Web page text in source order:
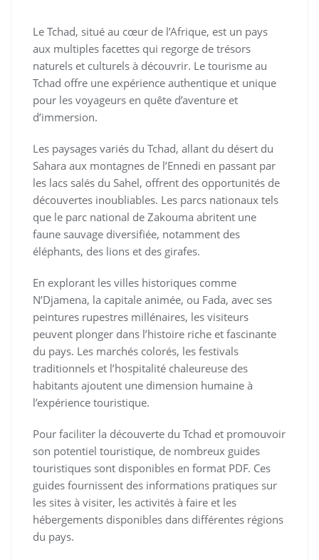
Le Tchad, situé au cœur de l’Afrique, est un pays
aux multiples facettes qui regorge de trésors
naturels et culturels à découvrir. Le tourisme au
Tchad offre une expérience authentique et unique
pour les voyageurs en quête d’aventure et
d’immersion.
Les paysages variés du Tchad, allant du désert du
Sahara aux montagnes de l’Ennedi en passant par
les lacs salés du Sahel, offrent des opportunités de
découvertes inoubliables. Les parcs nationaux tels
que le parc national de Zakouma abritent une
faune sauvage diversifiée, notamment des
éléphants, des lions et des girafes.
En explorant les villes historiques comme
N’Djamena, la capitale animée, ou Fada, avec ses
peintures rupestres millénaires, les visiteurs
peuvent plonger dans l’histoire riche et fascinante
du pays. Les marchés colorés, les festivals
traditionnels et l’hospitalité chaleureuse des
habitants ajoutent une dimension humaine à
l’expérience touristique.
Pour faciliter la découverte du Tchad et promouvoir
son potentiel touristique, de nombreux guides
touristiques sont disponibles en format PDF. Ces
guides fournissent des informations pratiques sur
les sites à visiter, les activités à faire et les
hébergements disponibles dans différentes régions
du pays.